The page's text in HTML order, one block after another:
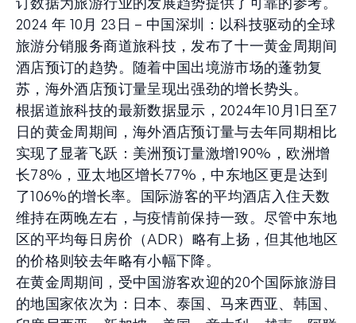
2024 年 10月 23日 – 中国深圳：以科技驱动的全球
旅游分销服务商道旅科技，发布了十一黄金周期间
酒店预订的趋势。随着中国出境游市场的蓬勃复
苏，海外酒店预订量呈现出强劲的增长势头。
根据道旅科技的最新数据显示，2024年10月1日至7
日的黄金周期间，海外酒店预订量与去年同期相比
实现了显著飞跃：美洲预订量激增190%，欧洲增
长78%，亚太地区增长77%，中东地区更是达到
了106%的增长率。国际游客的平均酒店入住天数
维持在两晚左右，与疫情前保持一致。尽管中东地
区的平均每日房价（ADR）略有上扬，但其他地区
的价格则较去年略有小幅下降。
在黄金周期间，受中国游客欢迎的20个国际旅游目
的地国家依次为：日本、泰国、马来西亚、韩国、